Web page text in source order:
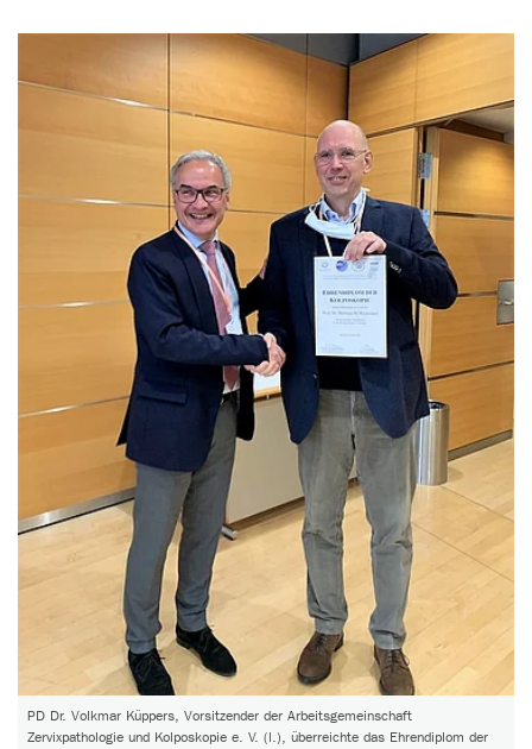
PD Dr. Volkmar Küppers, Vorsitzender der Arbeitsgemeinschaft
Zervixpathologie und Kolposkopie e. V. (l.), überreichte das Ehrendiplom der